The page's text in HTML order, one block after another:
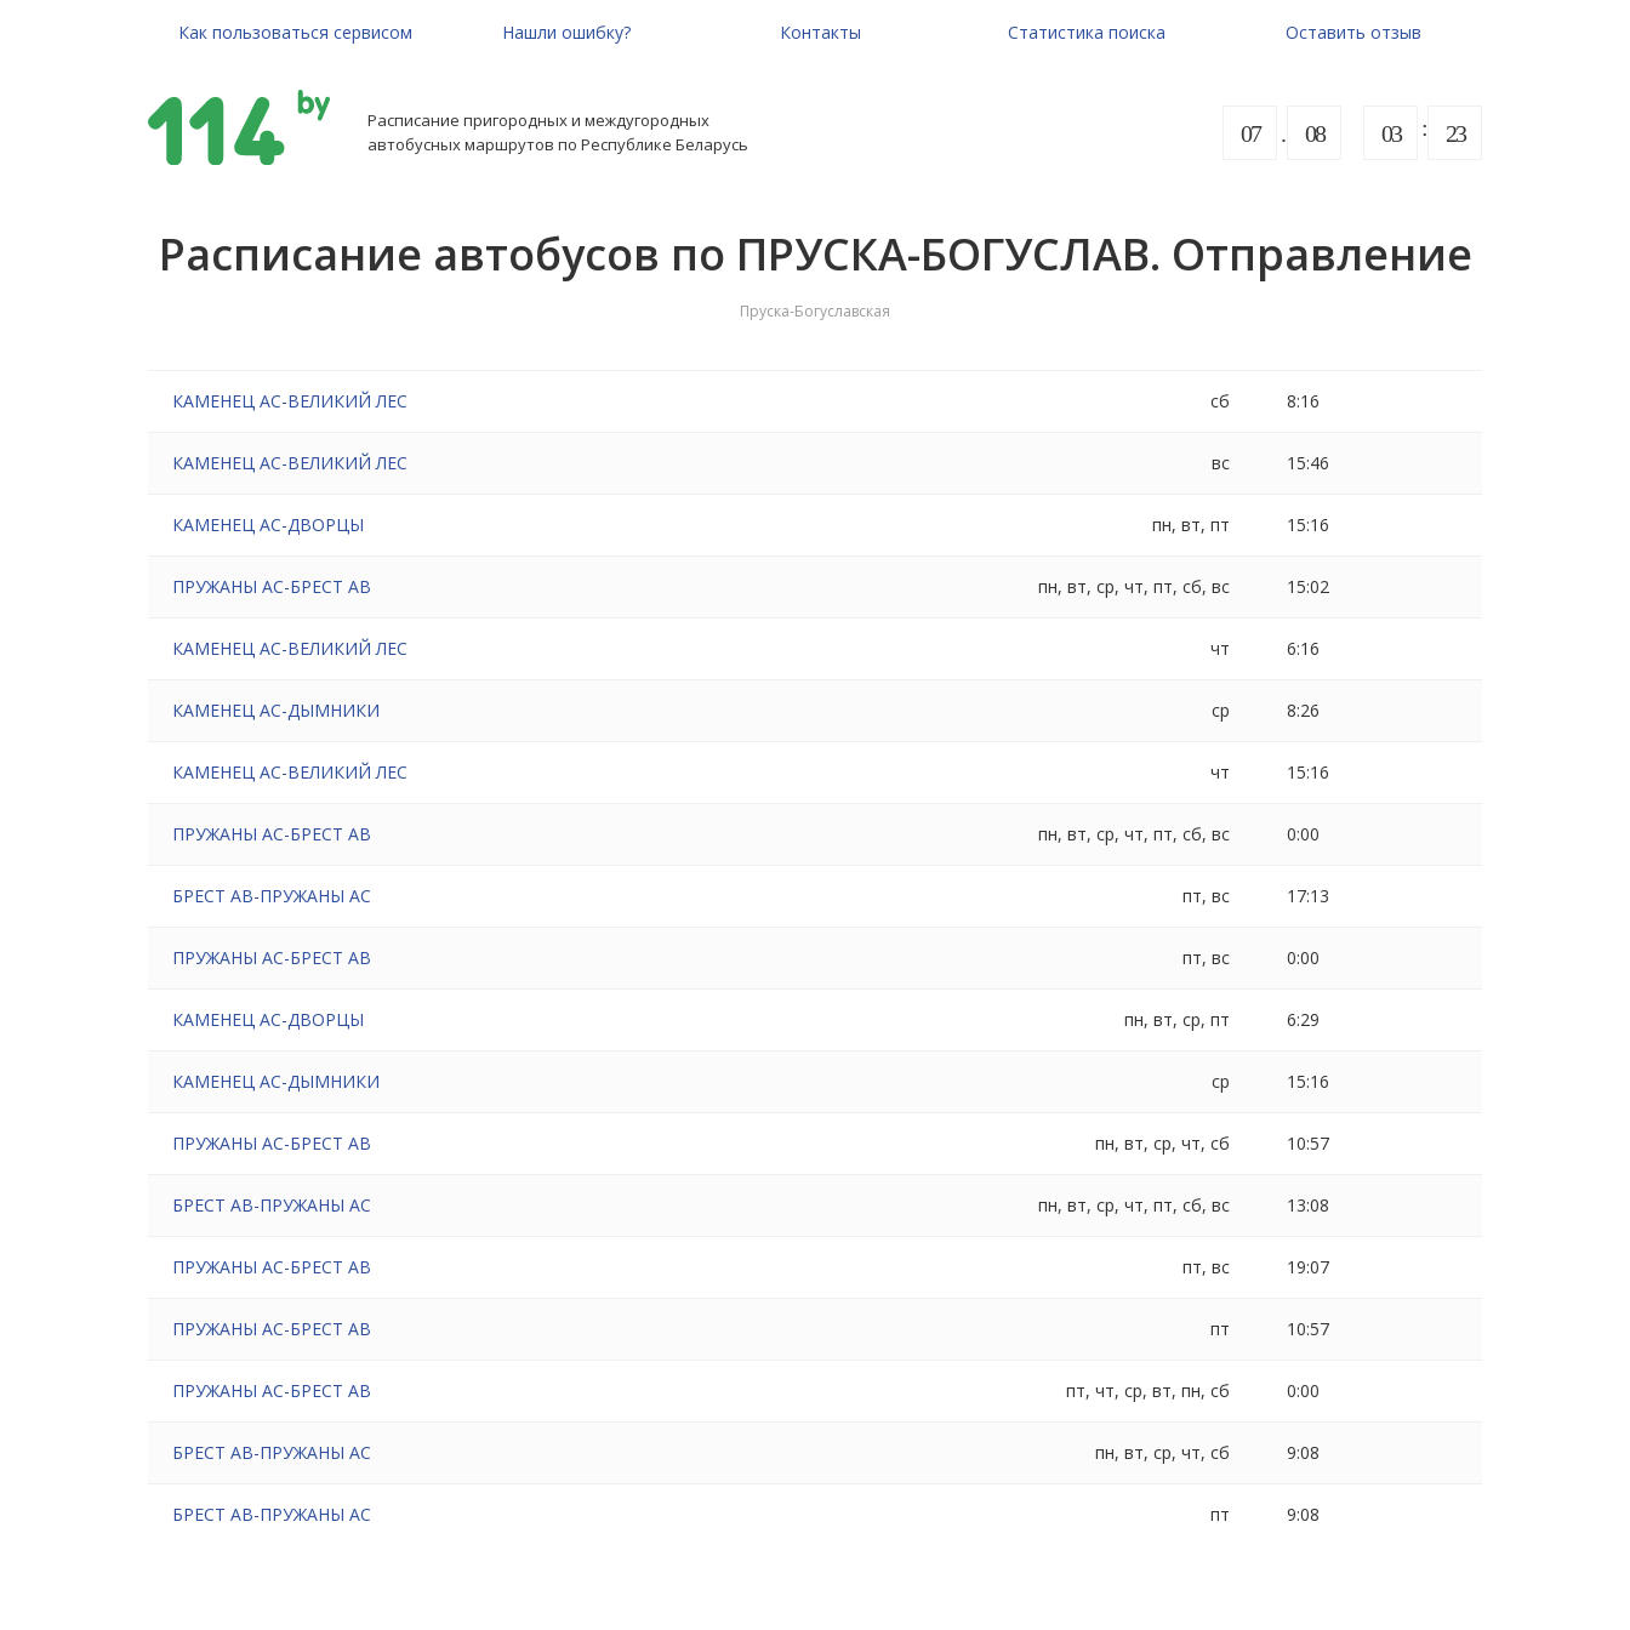
Как пользоваться сервисом Нашли ошибку? Контакты Статистика поиска Оставить отзыв
Расписание пригородных и междугородных
автобусных маршрутов по Республике Беларусь
07 08 03 23
Расписание автобусов по ПРУСКА-БОГУСЛАВ. Отправление
Пруска-Богуславская
КАМЕНЕЦ АС-ВЕЛИКИЙ ЛЕС сб 8:16
КАМЕНЕЦ АС-ВЕЛИКИЙ ЛЕС вс 15:46
КАМЕНЕЦ АС-ДВОРЦЫ пн, вт, пт 15:16
ПРУЖАНЫ АС-БРЕСТ АВ пн, вт, ср, чт, пт, сб, вс 15:02
КАМЕНЕЦ АС-ВЕЛИКИЙ ЛЕС чт 6:16
КАМЕНЕЦ АС-ДЫМНИКИ ср 8:26
КАМЕНЕЦ АС-ВЕЛИКИЙ ЛЕС чт 15:16
ПРУЖАНЫ АС-БРЕСТ АВ пн, вт, ср, чт, пт, сб, вс 0:00
БРЕСТ АВ-ПРУЖАНЫ АС пт, вс 17:13
ПРУЖАНЫ АС-БРЕСТ АВ пт, вс 0:00
КАМЕНЕЦ АС-ДВОРЦЫ пн, вт, ср, пт 6:29
КАМЕНЕЦ АС-ДЫМНИКИ ср 15:16
ПРУЖАНЫ АС-БРЕСТ АВ пн, вт, ср, чт, сб 10:57
БРЕСТ АВ-ПРУЖАНЫ АС пн, вт, ср, чт, пт, сб, вс 13:08
ПРУЖАНЫ АС-БРЕСТ АВ пт, вс 19:07
ПРУЖАНЫ АС-БРЕСТ АВ пт 10:57
ПРУЖАНЫ АС-БРЕСТ АВ пт, чт, ср, вт, пн, сб 0:00
БРЕСТ АВ-ПРУЖАНЫ АС пн, вт, ср, чт, сб 9:08
БРЕСТ АВ-ПРУЖАНЫ АС пт 9:08